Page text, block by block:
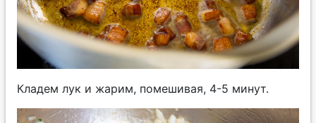
Кладем лук и жарим, помешивая, 4-5 минут.